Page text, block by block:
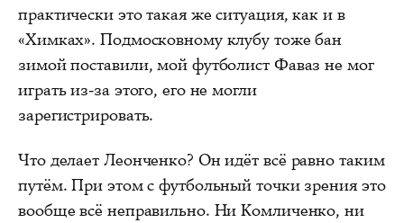
практически это такая же ситуация, как и в
«Химках». Подмосковному клубу тоже бан
зимой поставили, мой футболист Фаваз не мог
играть из-за этого, его не могли
зарегистрировать.
Что делает Леонченко? Он идёт всё равно таким
путём. При этом с футбольный точки зрения это
вообще всё неправильно. Ни Комличенко, ни